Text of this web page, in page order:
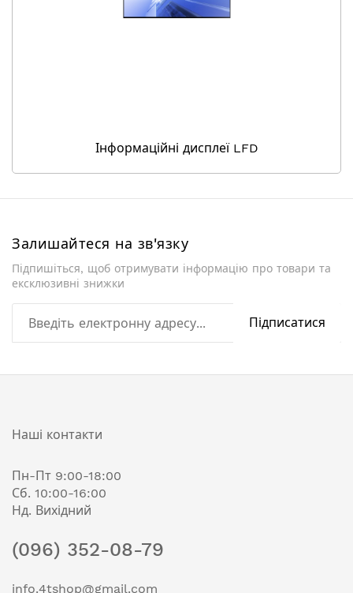
Інформаційні дисплеї LFD
Залишайтеся на зв'язку
Підпишіться, щоб отримувати інформацію про товари та
ексклюзивні знижки
Підписатися
Наші контакти
Пн-Пт 9:00-18:00
Сб. 10:00-16:00
Нд. Вихідний
(096) 352-08-79
info.4tshop@gmail.com